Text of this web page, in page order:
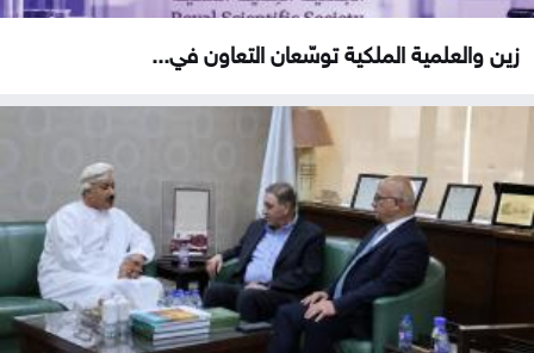
زين والعلمية الملكية توسّعان التعاون في...